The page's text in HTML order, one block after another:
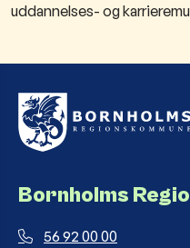
uddannelses- og
Bornholms
56 92 00 00